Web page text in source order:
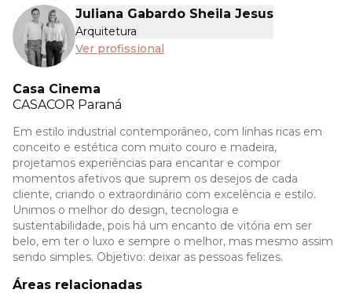
Juliana Gabardo Sheila Jesus
Arquitetura
Ver profissional
Casa Cinema
CASACOR Paraná
Em estilo industrial contemporâneo, com linhas ricas em
conceito e estética com muito couro e madeira,
projetamos experiências para encantar e compor
momentos afetivos que suprem os desejos de cada
cliente, criando o extraordinário com excelência e estilo.
Unimos o melhor do design, tecnologia e
sustentabilidade, pois há um encanto de vitória em ser
belo, em ter o luxo e sempre o melhor, mas mesmo assim
sendo simples. Objetivo: deixar as pessoas felizes.
Áreas relacionadas